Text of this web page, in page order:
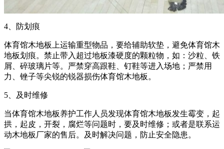
4、防划痕
体育馆木地板上运输重型物品，要给辅助软垫，避免体育馆木
地板划痕。禁止带入超过地板漆硬度的颗粒物，如：沙粒、铁
屑、碎玻璃片等。严禁穿高跟鞋、钉鞋等进入场地；严禁用
力、锉子等尖锐的锐器损伤体育馆木地板。
5、及时维修
当体育馆木地板养护工作人员发现体育馆木地板发生霉变，起
拱，起皮，开裂，腐烂等问题时，要及时维修；或者是联系运
动木地板厂家的售后。及时解决问题，防止安全隐患。